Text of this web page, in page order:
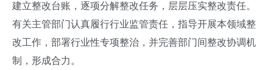
建立整改台账，逐项分解整改任务，层层压实整改责任。
有关主管部门认真履行行业监管责任，指导开展本领域整
改工作，部署行业性专项整治，并完善部门间整改协调机
制，形成合力。